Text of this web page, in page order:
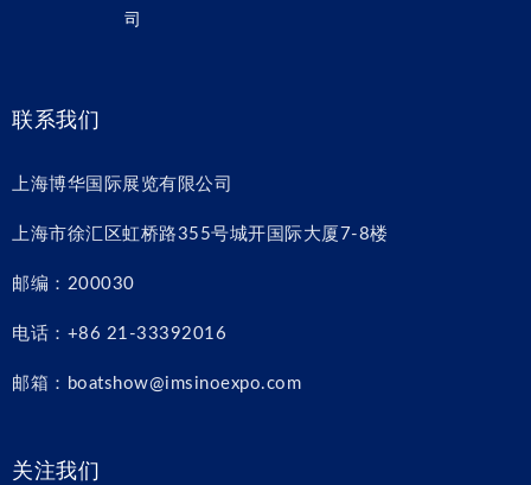
司
联系我们
上海博华国际展览有限公司
上海市徐汇区虹桥路355号城开国际大厦7-8楼
邮编：200030
电话：+86 21-33392016
邮箱：boatshow@imsinoexpo.com
关注我们